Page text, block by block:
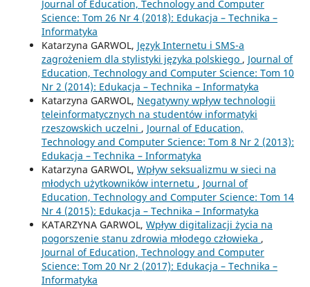
Journal of Education, Technology and Computer
Science: Tom 26 Nr 4 (2018): Edukacja – Technika –
Informatyka
Katarzyna GARWOL, Język Internetu i SMS-a
zagrożeniem dla stylistyki języka polskiego , Journal of
Education, Technology and Computer Science: Tom 10
Nr 2 (2014): Edukacja – Technika – Informatyka
Katarzyna GARWOL, Negatywny wpływ technologii
teleinformatycznych na studentów informatyki
rzeszowskich uczelni , Journal of Education,
Technology and Computer Science: Tom 8 Nr 2 (2013):
Edukacja – Technika – Informatyka
Katarzyna GARWOL, Wpływ seksualizmu w sieci na
młodych użytkowników internetu , Journal of
Education, Technology and Computer Science: Tom 14
Nr 4 (2015): Edukacja – Technika – Informatyka
KATARZYNA GARWOL, Wpływ digitalizacji życia na
pogorszenie stanu zdrowia młodego człowieka ,
Journal of Education, Technology and Computer
Science: Tom 20 Nr 2 (2017): Edukacja – Technika –
Informatyka